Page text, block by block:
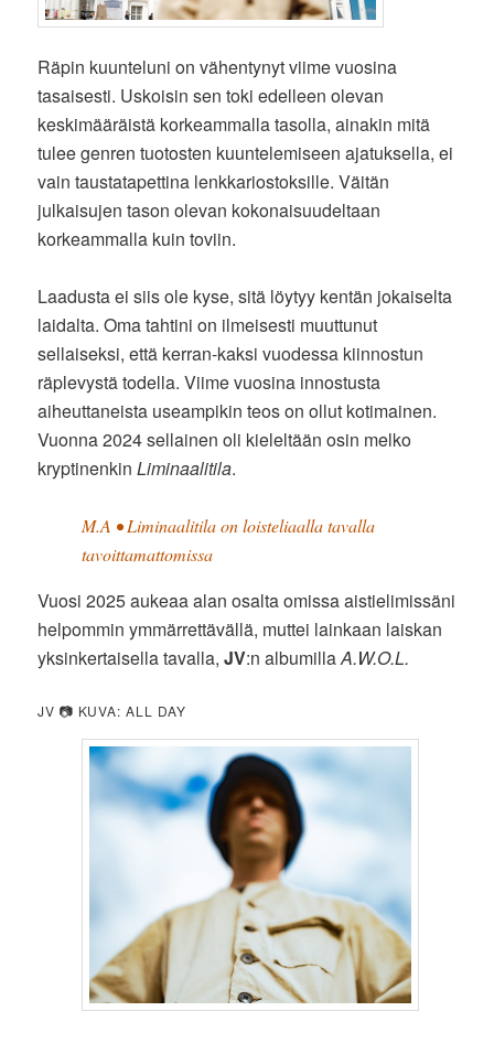
Räpin kuunteluni on vähentynyt viime vuosina
tasaisesti. Uskoisin sen toki edelleen olevan
keskimääräistä korkeammalla tasolla, ainakin mitä
tulee genren tuotosten kuuntelemiseen ajatuksella, ei
vain taustatapettina lenkkariostoksille. Väitän
julkaisujen tason olevan kokonaisuudeltaan
korkeammalla kuin toviin.
Laadusta ei siis ole kyse, sitä löytyy kentän jokaiselta
laidalta. Oma tahtini on ilmeisesti muuttunut
sellaiseksi, että kerran-kaksi vuodessa kiinnostun
räplevystä todella. Viime vuosina innostusta
aiheuttaneista useampikin teos on ollut kotimainen.
Vuonna 2024 sellainen oli kieleltään osin melko
kryptinenkinLiminaalitila.
M.A • Liminaalitila on loisteliaalla tavalla
tavoittamattomissa
Vuosi 2025 aukeaa alan osalta omissa aistielimissäni
helpommin ymmärrettävällä, muttei lainkaan laiskan
yksinkertaisella tavalla,JV:n albumillaA.W.O.L.
JV 📷 KUVA: ALL DAY